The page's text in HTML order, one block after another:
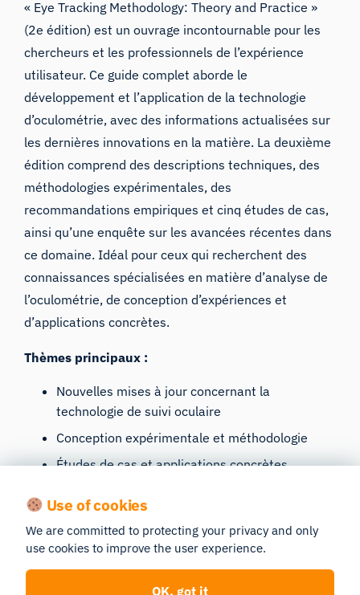
« Eye Tracking Methodology: Theory and Practice »
(2e édition) est un ouvrage incontournable pour les
chercheurs et les professionnels de l’expérience
utilisateur. Ce guide complet aborde le
développement et l’application de la technologie
d’oculométrie, avec des informations actualisées sur
les dernières innovations en la matière. La deuxième
édition comprend des descriptions techniques, des
méthodologies expérimentales, des
recommandations empiriques et cinq études de cas,
ainsi qu’une enquête sur les avancées récentes dans
ce domaine. Idéal pour ceux qui recherchent des
connaissances spécialisées en matière d’analyse de
l’oculométrie, de conception d’expériences et
d’applications concrètes.
Thèmes principaux :
Nouvelles mises à jour concernant la
technologie de suivi oculaire
Conception expérimentale et méthodologie
Études de cas et applications concrètes
4. L’oculométrie dans la
conception de l’expérience
utilisateur
Use of cookies
We are committed to protecting your privacy and only
use cookies to improve the user experience.
OK, got it